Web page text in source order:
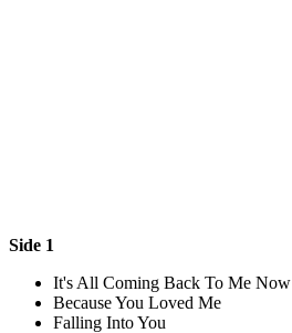
Side 1
It's All Coming Back To Me Now
Because You Loved Me
Falling Into You